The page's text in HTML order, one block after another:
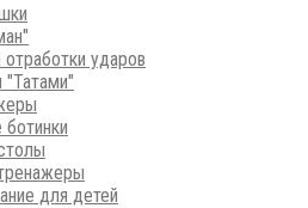
ударов
"Татами"
ботинки
для детей